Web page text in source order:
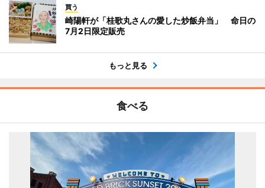
買う
崎陽軒が「桂歌丸さんの愛した炒飯弁当」 命日の
7月2日限定販売
もっと見る
食べる